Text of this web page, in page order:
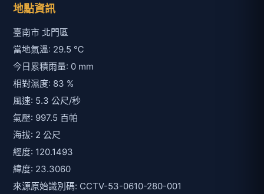
地點資訊
臺南市 北門區
當地氣溫: 29.5 ℃
今日累積雨量: 0 mm
相對濕度: 83 %
風速: 5.3 公尺/秒
氣壓: 997.5 百帕
海拔: 2 公尺
經度: 120.1493
緯度: 23.3060
來源原始識別碼: CCTV-53-0610-280-001